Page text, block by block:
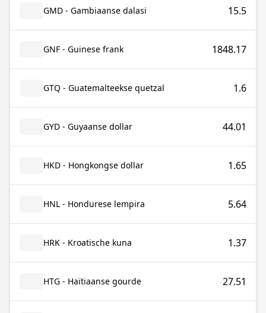
GMD - Gambiaanse dalasi 15.5
GNF - Guinese frank 1848.17
GTQ - Guatemalteekse quetzal 1.6
GYD - Guyaanse dollar 44.01
HKD - Hongkongse dollar 1.65
HNL - Hondurese lempira 5.64
HRK - Kroatische kuna 1.37
HTG - Haïtiaanse gourde 27.51